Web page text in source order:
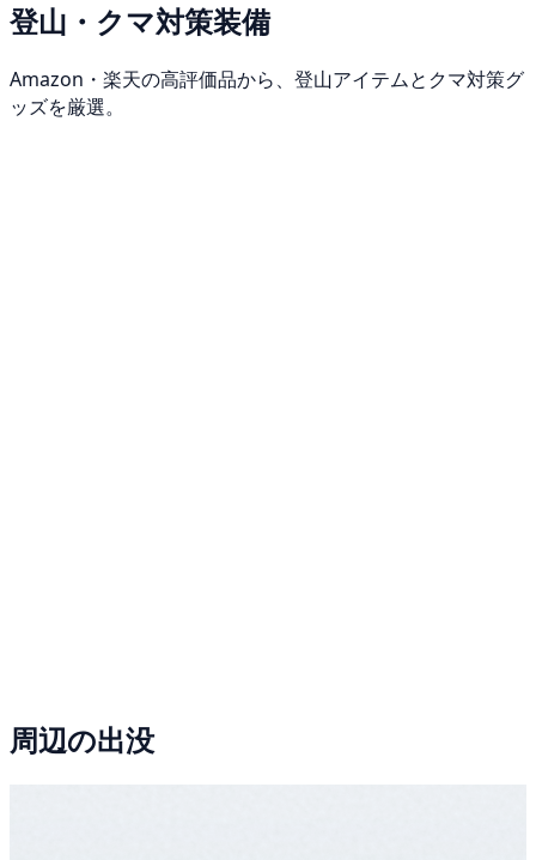
登山・クマ対策装備
Amazon・楽天の高評価品から、登山アイテムとクマ対策グ
ッズを厳選。
周辺の出没